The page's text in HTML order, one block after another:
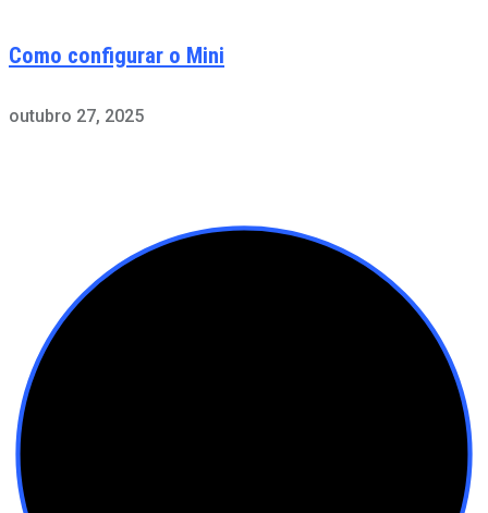
Como configurar o Mini
outubro 27, 2025